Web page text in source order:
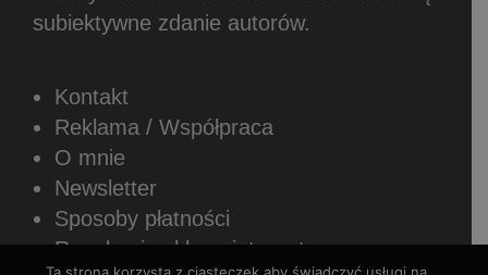
subiektywne zdanie autorów.
Kontakt
Reklama / Współpraca
O mnie
Newsletter
Sposoby płatności
Regulamin sklepu internetowego